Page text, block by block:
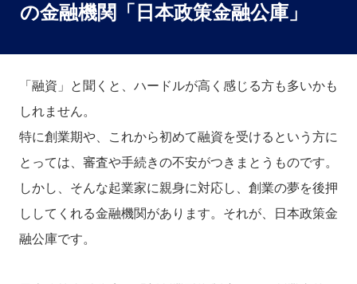
の金融機関「日本政策金融公庫」
「融資」と聞くと、ハードルが高く感じる方も多いかも
しれません。
特に創業期や、これから初めて融資を受けるという方に
とっては、審査や手続きの不安がつきまとうものです。
しかし、そんな起業家に親身に対応し、創業の夢を後押
ししてくれる金融機関があります。それが、日本政策金
融公庫です。